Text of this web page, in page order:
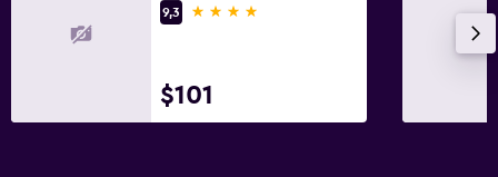
9,3
4 estrellas
$101